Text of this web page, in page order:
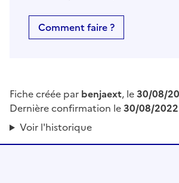
Comment faire ?
Fiche créée par benjaext, le30/08/
Dernière confirmation le30/08/2022
Voir l'historique